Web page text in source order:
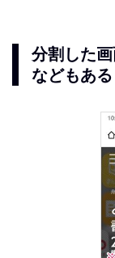
分割した
などもある